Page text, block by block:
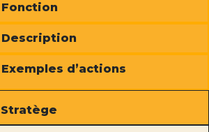
Fonction
Description
Exemples d’actions
Stratège